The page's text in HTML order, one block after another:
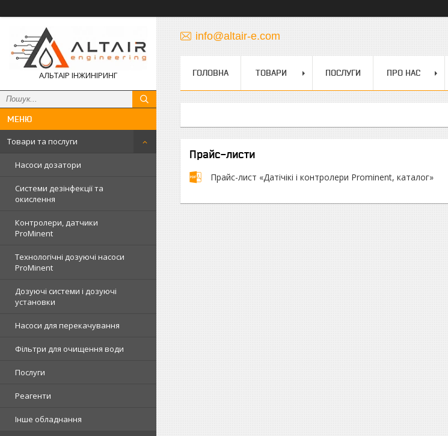
АЛЬТАІР ІНЖИНІРИНГ
Товари та послуги
Насоси дозатори
Системи дезінфекції та
окислення
Контролери, датчики
ProMinent
Технологічні дозуючі насоси
ProMinent
Дозуючі системи і дозуючі
установки
Насоси для перекачування
Фільтри для очищення води
Послуги
Реагенти
Інше обладнання
info@altair-e.com
ГОЛОВНА ТОВАРИ ПОСЛУГИ ПРО НАС
Прайс-листи
Прайс-лист «Датічікі і контролери Prominent, каталог»